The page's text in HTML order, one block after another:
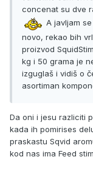
concenat su dve
A javljam
novo, rekao bih
proizvod
kg i 50 grama je
izguglaš i vidiš o
asortiman
Da oni i jesu razliciti
kada ih pomirises
praskastu Sqvid
kod nas ima Feed